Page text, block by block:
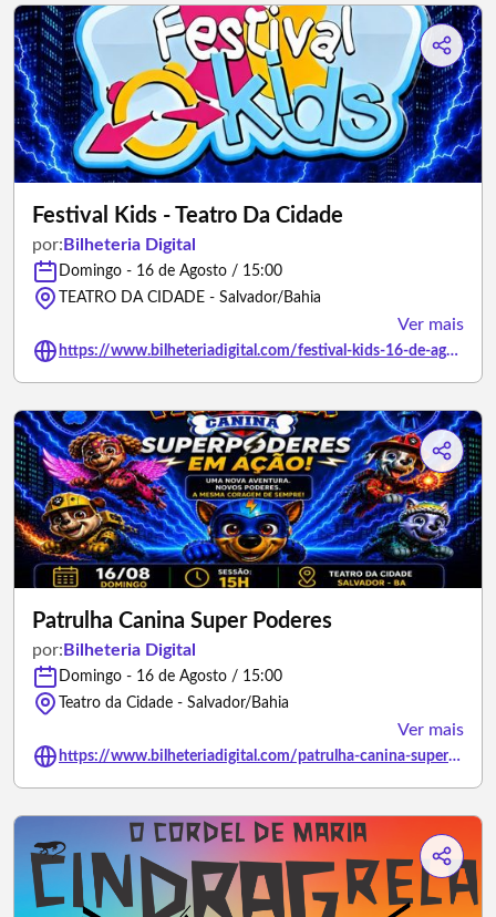
Festival Kids - Teatro Da Cidade
por: Bilheteria Digital
Domingo - 16 de Agosto / 15:00
TEATRO DA CIDADE - Salvador/Bahia
Ver mais
https://www.bilheteriadigital.com/festival-kids-16-de-agosto-teatro-da-cidade
Patrulha Canina Super Poderes
por: Bilheteria Digital
Domingo - 16 de Agosto / 15:00
Teatro da Cidade - Salvador/Bahia
Ver mais
https://www.bilheteriadigital.com/patrulha-canina-super-poderes-16-de-agosto